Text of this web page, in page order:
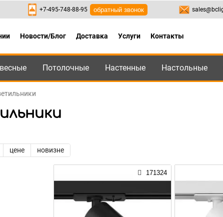
+7-495-748-88-95 ,8-800-550-95-45
+7-495-748-88-95 обратный звонок
Новости/Блог Доставка Услуги Контакты
Потолочные Настенные Настольные
цене новизне
171324